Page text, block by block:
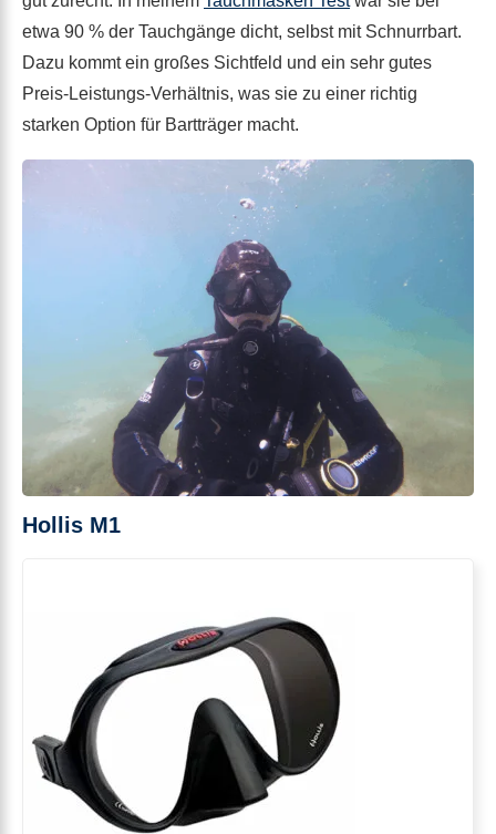
etwa 90 % der Tauchgänge dicht, selbst mit Schnurrbart.
Dazu kommt ein großes Sichtfeld und ein sehr gutes
Preis-Leistungs-Verhältnis, was sie zu einer richtig
starken Option für Bartträger macht.
Hollis M1